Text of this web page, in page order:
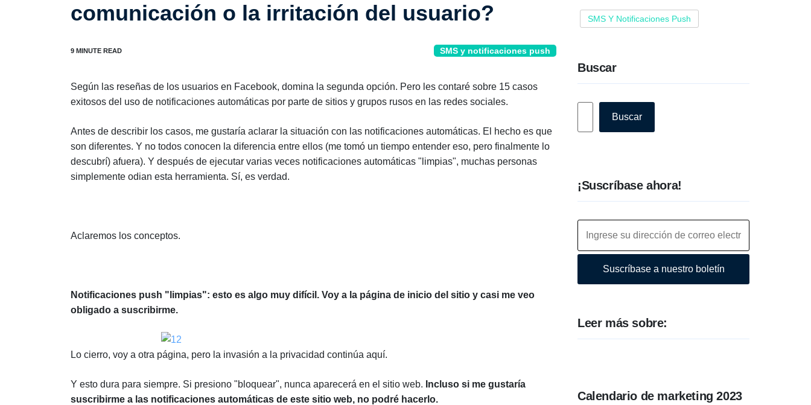
comunicación o la irritación del usuario?
SMS y notificaciones push
Según las reseñas de los usuarios en Facebook, domina la segunda opción. Pero les contaré sobre 15 casos
exitosos del uso de notificaciones automáticas por parte de sitios y grupos rusos en las redes sociales.
Antes de describir los casos, me gustaría aclarar la situación con las notificaciones automáticas. El hecho es que
son diferentes. Y no todos conocen la diferencia entre ellos (me tomó un tiempo entender eso, pero finalmente lo
descubrí) afuera). Y después de ejecutar varias veces notificaciones automáticas "limpias", muchas personas
simplemente odian esta herramienta. Sí, es verdad.
Aclaremos los conceptos.
Notificaciones push "limpias": esto es algo muy difícil. Voy a la página de inicio del sitio y casi me veo
obligado a suscribirme.
Lo cierro, voy a otra página, pero la invasión a la privacidad continúa aquí.
Y esto dura para siempre. Si presiono "bloquear", nunca aparecerá en el sitio web. Incluso si me gustaría
suscribirme a las notificaciones automáticas de este sitio web, no podré hacerlo.
SMS Y Notificaciones Push
Buscar
Buscar
¡Suscríbase ahora!
Suscríbase a nuestro boletín
Leer más sobre:
Calendario de marketing 2023